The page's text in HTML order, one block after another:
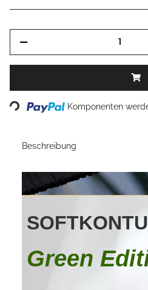
Loading... Komponenten
Beschreibung